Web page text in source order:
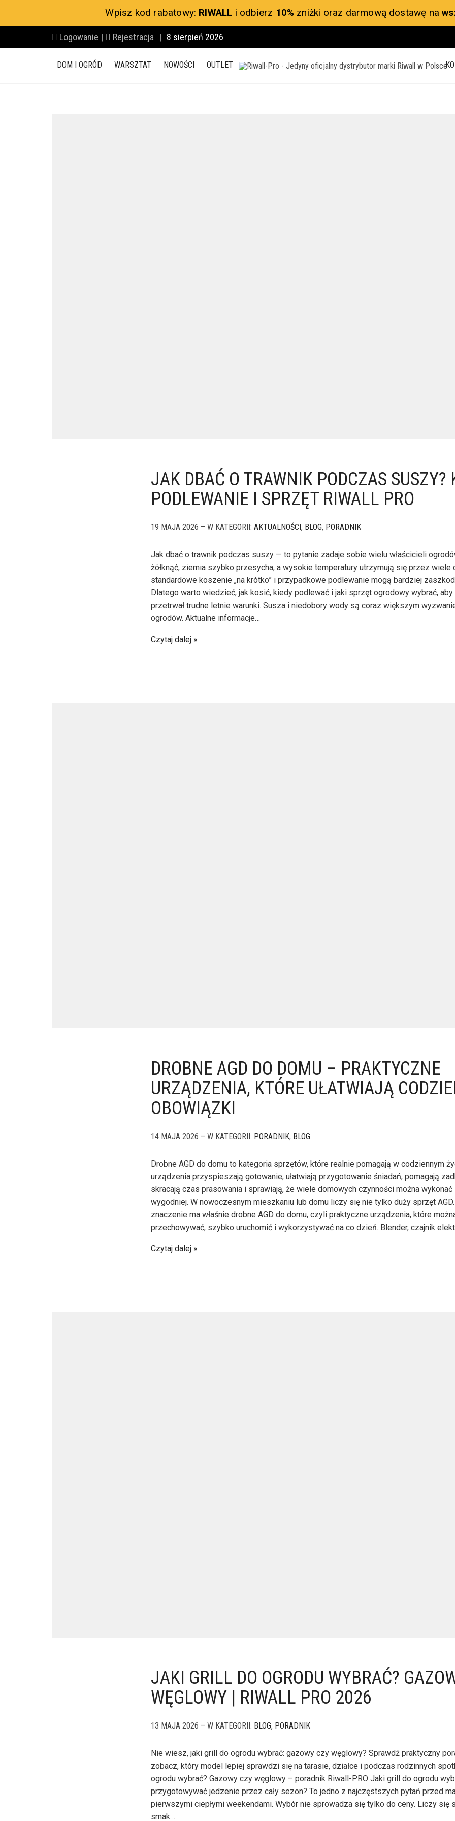
Wpisz kod rabatowy: RIWALL i odbierz 10% zniżki oraz darmową dostawę na
Logowanie | Rejestracja | 8 sierpień 2026
DOM I OGRÓD WARSZTAT NOWOŚCI OUTLET
JAK DBAĆ O TRAWNIK PODCZAS SUSZY?
PODLEWANIE I SPRZĘT RIWALL PRO
19 MAJA 2026 – W KATEGORII: AKTUALNOŚCI, BLOG, PORADNIK
Jak dbać o trawnik podczas suszy — to pytanie zadaje sobie wielu właścicieli
żółknąć, ziemia szybko przesycha, a wysokie temperatury utrzymują się przez wiele
standardowe koszenie „na krótko” i przypadkowe podlewanie mogą bardziej
Dlatego warto wiedzieć, jak kosić, kiedy podlewać i jaki sprzęt ogrodowy wybrać,
przetrwał trudne letnie warunki. Susza i niedobory wody są coraz większym
ogrodów. Aktualne informacje…
Czytaj dalej
DROBNE AGD DO DOMU – PRAKTYCZNE
URZĄDZENIA, KTÓRE UŁATWIAJĄ
OBOWIĄZKI
14 MAJA 2026 – W KATEGORII: PORADNIK, BLOG
Drobne AGD do domu to kategoria sprzętów, które realnie pomagają w codziennym
urządzenia przyspieszają gotowanie, ułatwiają przygotowanie śniadań, pomagają
skracają czas prasowania i sprawiają, że wiele domowych czynności można
wygodniej. W nowoczesnym mieszkaniu lub domu liczy się nie tylko duży sprzęt
znaczenie ma właśnie drobne AGD do domu, czyli praktyczne urządzenia, które
przechowywać, szybko uruchomić i wykorzystywać na co dzień. Blender, czajnik
Czytaj dalej
JAKI GRILL DO OGRODU WYBRAĆ?
WĘGLOWY | RIWALL PRO 2026
13 MAJA 2026 – W KATEGORII: BLOG, PORADNIK
Nie wiesz, jaki grill do ogrodu wybrać: gazowy czy węglowy? Sprawdź praktyczny
zobacz, który model lepiej sprawdzi się na tarasie, działce i podczas rodzinnych
ogrodu wybrać? Gazowy czy węglowy – poradnik Riwall-PRO Jaki grill do ogrodu
przygotowywać jedzenie przez cały sezon? To jedno z najczęstszych pytań przed
pierwszymi ciepłymi weekendami. Wybór nie sprowadza się tylko do ceny. Liczy się
smak…